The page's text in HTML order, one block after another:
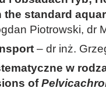
the standard
Piotrowski, dr
– dr inż.
w
of